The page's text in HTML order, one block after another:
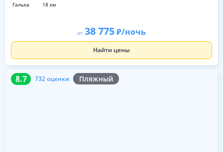
галька 18 км
от 38 775 /ночь
Найти цены
8.7 732 оценки Пляжный
8.7 732 оценки